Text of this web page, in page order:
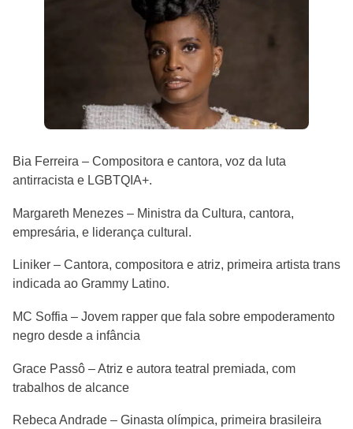
Bia Ferreira – Compositora e cantora, voz da luta
antirracista e LGBTQIA+.
Margareth Menezes – Ministra da Cultura, cantora,
empresária, e liderança cultural.
Liniker – Cantora, compositora e atriz, primeira artista trans
indicada ao Grammy Latino.
MC Soffia – Jovem rapper que fala sobre empoderamento
negro desde a infância
Grace Passô – Atriz e autora teatral premiada, com
trabalhos de alcance
Rebeca Andrade – Ginasta olímpica, primeira brasileira